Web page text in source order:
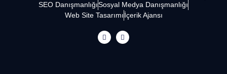
SEO DanışmanlığıSosyal Medya Danışmanlığı
Web Site Tasarımıİçerik Ajansı